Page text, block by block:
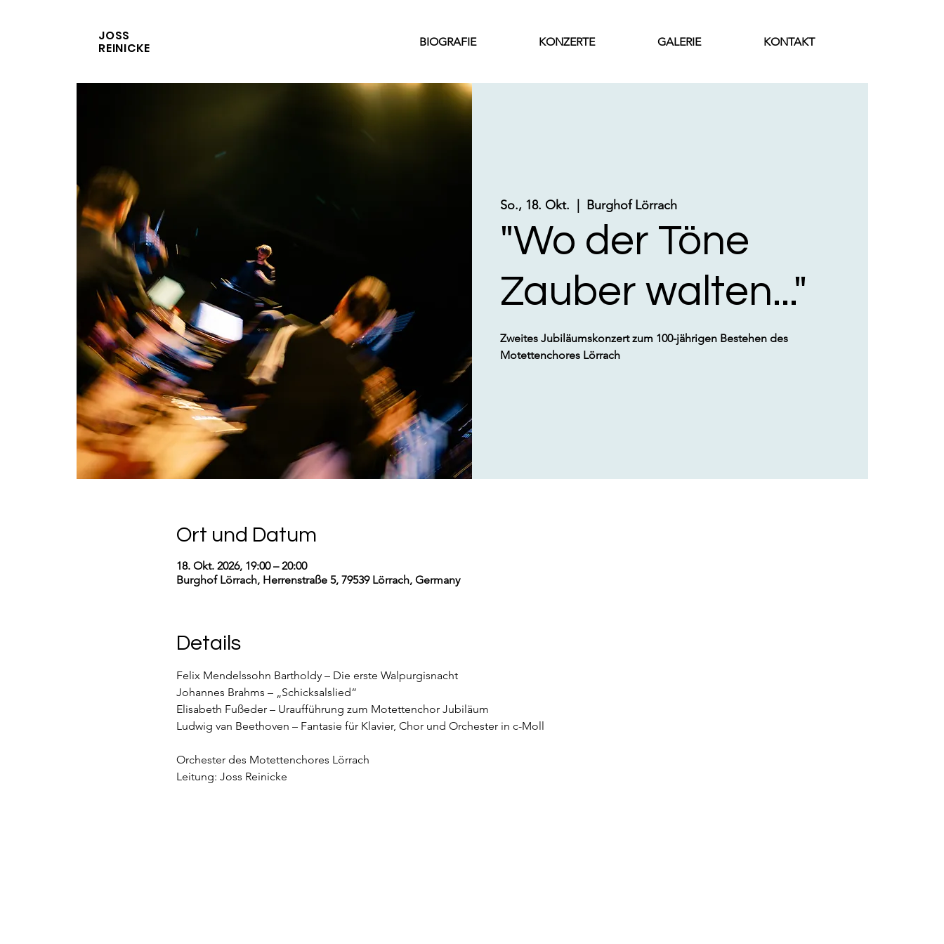
JOSS
REINICKE BIOGRAFIE KONZERTE GALERIE KONTAKT
So., 18. Okt. Burghof Lörrach
"Wo der Töne
Zauber walten..."
Zweites Jubiläumskonzert zum 100-jährigen Bestehen des
Motettenchores Lörrach
Ort und Datum
18. Okt. 2026, 19:00 – 20:00
Burghof Lörrach, Herrenstraße 5, 79539 Lörrach, Germany
Details
Felix Mendelssohn Bartholdy – Die erste Walpurgisnacht
Johannes Brahms – „Schicksalslied“
Elisabeth Fußeder – Uraufführung zum Motettenchor Jubiläum
Ludwig van Beethoven – Fantasie für Klavier, Chor und Orchester in c-Moll
Orchester des Motettenchores Lörrach
Leitung: Joss Reinicke